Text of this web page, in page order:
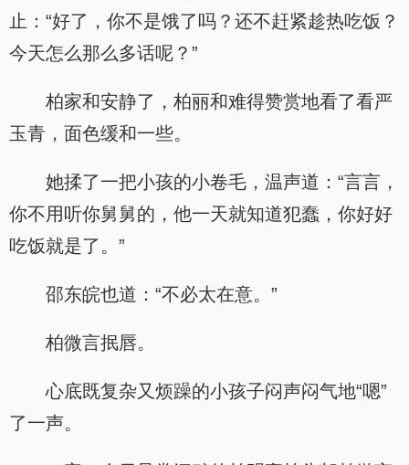
止：“好了，你不是饿了吗？还不赶紧趁热吃饭？
今天怎么那么多话呢？”
柏家和安静了，柏丽和难得赞赏地看了看严
玉青，面色缓和一些。
她揉了一把小孩的小卷毛，温声道：“言言，
你不用听你舅舅的，他一天就知道犯蠢，你好好
吃饭就是了。”
邵东皖也道：“不必太在意。”
柏微言抿唇。
心底既复杂又烦躁的小孩子闷声闷气地“嗯”
了一声。